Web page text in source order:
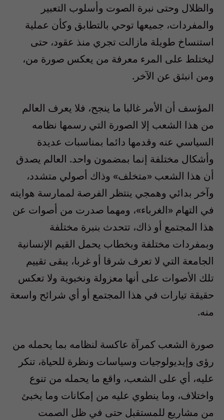
والظلال وحتى نبرة الصوت وأسلوب التعبير
والمفردات، جميعها توحي بالتطابق وكأن عملية
استنساخ طويلة مازالت تجري منذ عقود، حتى
ليختلط على المرء معرفة من يعكس صورة من،
ومن انبثق عن الآخر.
المؤسف أن الأمر غالبا ما ينجح، فلا يعرف العالم
من هذا الشعب إلا الصورة التي رسمها نظامه
السياسي عنه وقدمها دائما بمناسبات عديدة
وأشكال مختلفة إنما بمضمون واحد. العالم يصدق
أن هذا الشعب «متخلف» وذاك أصولي متشدد،
وآخر بدائي وهمجي ينتظر الفرصة لممارسة هوايته
في التهام «الغرباء»، ومهما صدرت من أصوات عن
هذا المجتمع أو ذاك، تتحدث بنبرة مختلفة
وبمفردات مختلفة وبخطاب يحمل القيم الإنسانية
الجامعة التي لا تعرف شرقا أو غربا، يبقى تقييم
تلك الأصوات على أنها معزولة ونخبوية ولا تعكس
حقيقة تيارات في هذا المجتمع أو أي شرائح واسعة
منه.
صورة الشعب كمرآة عاكسة لنظامه بما يحمله من
رؤى وإيديولوجيات وسياسات ونظرة للحياة، تنكر
عليه، أي على الشعب، واقع ما يحمله من تنوع
واختلاف، وما ينطوي عليه من إمكانات وما يخبئ
من مشاريع للمستقبل حتى في ظل الصمت